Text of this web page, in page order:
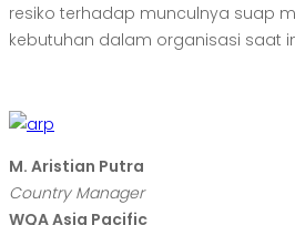
resiko terhadap munculnya suap
kebutuhan dalam organisasi saat
M. Aristian Putra
Country Manager
WQA Asia Pacific